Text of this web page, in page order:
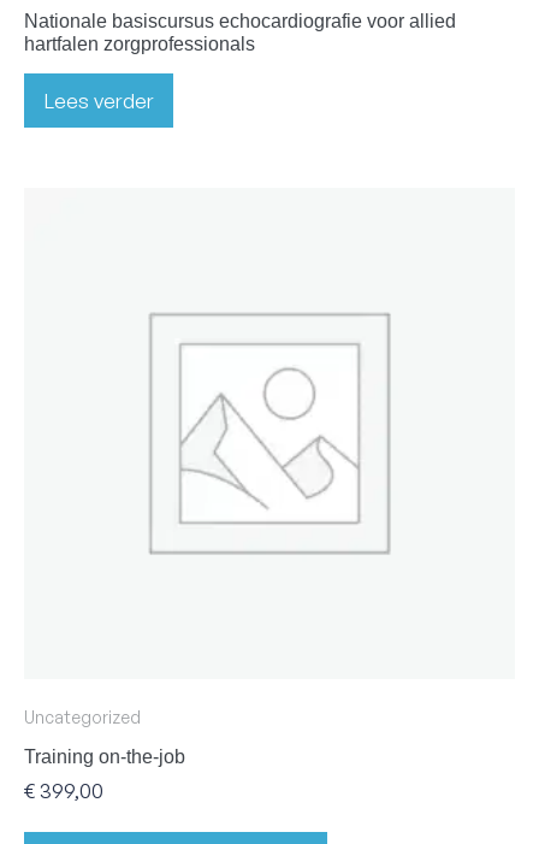
Nationale basiscursus echocardiografie voor allied
hartfalen zorgprofessionals
Lees verder
Uncategorized
Training on-the-job
€ 399,00